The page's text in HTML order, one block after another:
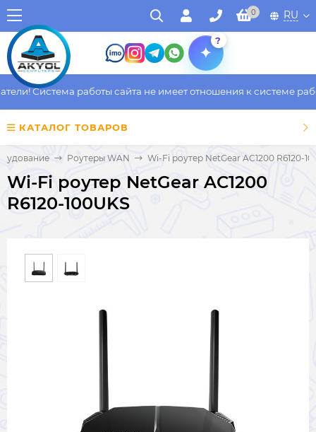
0 RU
?
Система работы сайта не имеет отношения к системе
КАТАЛОГ ТОВАРОВ
Роутеры WAN Wi-Fi роутер NetGear AC1200 R6120-
Wi-Fi роутер NetGear AC1200
R6120-100UKS